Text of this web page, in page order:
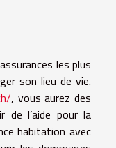
les plus
son lieu de vie.
, vous aurez des
de l’aide pour la
habitation avec